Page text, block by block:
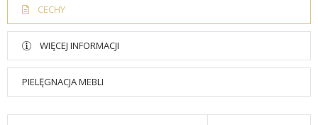
CECHY
WIĘCEJ INFORMACJI
PIELĘGNACJA MEBLI